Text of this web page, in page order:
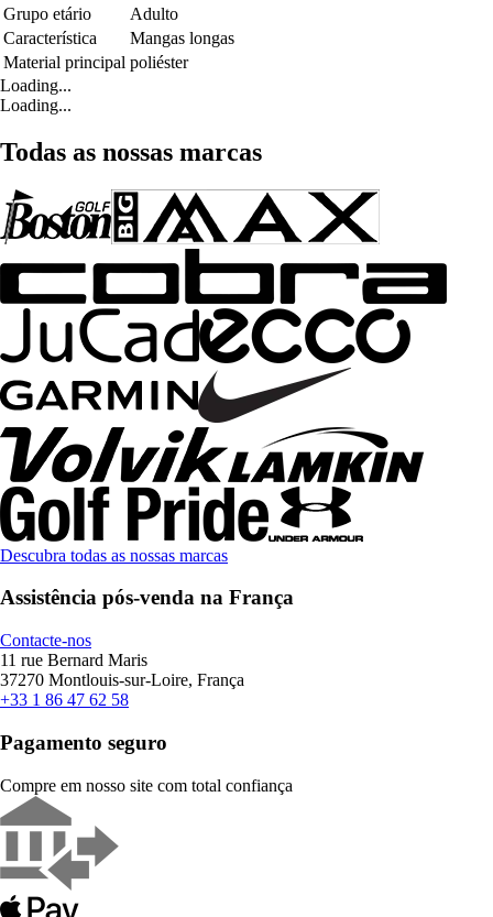
Grupo etário
Adulto
Característica
Mangas longas
Material principal poliéster
Loading...
Loading...
Todas as nossas marcas
Descubra todas as nossas marcas
Assistência pós-venda na França
Contacte-nos
11 rue Bernard Maris
37270 Montlouis-sur-Loire, França
+33 1 86 47 62 58
Pagamento seguro
Compre em nosso site com total confiança